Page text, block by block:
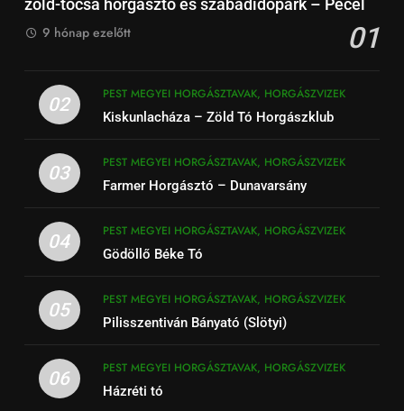
zöld-tócsa horgásztó és szabadidőpark – Pécel
01
9 hónap ezelőtt
02
PEST MEGYEI HORGÁSZTAVAK, HORGÁSZVIZEK
Kiskunlacháza – Zöld Tó Horgászklub
03
PEST MEGYEI HORGÁSZTAVAK, HORGÁSZVIZEK
Farmer Horgásztó – Dunavarsány
04
PEST MEGYEI HORGÁSZTAVAK, HORGÁSZVIZEK
Gödöllő Béke Tó
05
PEST MEGYEI HORGÁSZTAVAK, HORGÁSZVIZEK
Pilisszentiván Bányató (Slötyi)
06
PEST MEGYEI HORGÁSZTAVAK, HORGÁSZVIZEK
Házréti tó